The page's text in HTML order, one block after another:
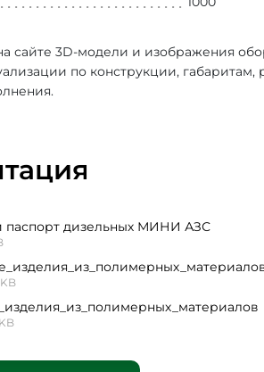
сайте 3D-модели и изображения
по конструкции,
паспорт дизельных МИНИ АЗС